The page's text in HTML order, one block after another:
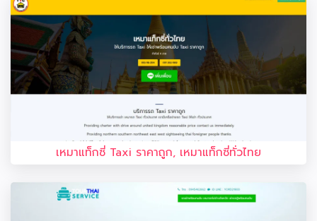
เหมาแท็กซี่ Taxi ราคาถูก, เหมาแท็กซี่ทั่วไทย